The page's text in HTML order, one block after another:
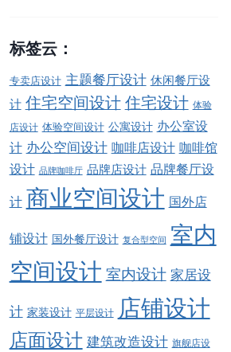
标签云：
专卖店设计 主题餐厅设计 休闲餐厅设
计 住宅空间设计 住宅设计 体验
店设计 体验空间设计 公寓设计 办公室设
计 办公空间设计 咖啡店设计 咖啡馆
设计 品牌咖啡厅 品牌店设计 品牌餐厅设
计 商业空间设计 国外店
铺设计 国外餐厅设计 复合型空间
室内
空间设计 室内设计 家居设
计 家装设计 平层设计 店铺设计
店面设计 建筑改造设计 旗舰店设